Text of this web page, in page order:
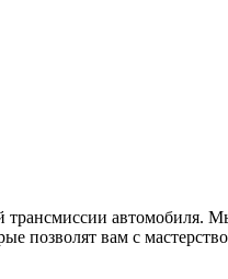
автомобиля.
позволят вам с